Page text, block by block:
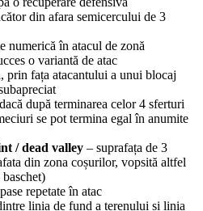
din afara semicercului de 3
numerică în atacul de zonă
o variantă de atac
prin fața atacantului a unui blocaj
după terminarea celor 4 sferturi
se pot termina egal în anumite
/ dead valley – suprafața de 3
din zona coșurilor, vopsită altfel
repetate în atac
linia de fund a terenului și linia